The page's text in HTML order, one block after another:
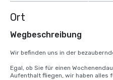
Ort
Wegbeschreibung
Wir befinden uns in der
Egal, ob Sie für einen
Aufenthalt fliegen, wir haben alles